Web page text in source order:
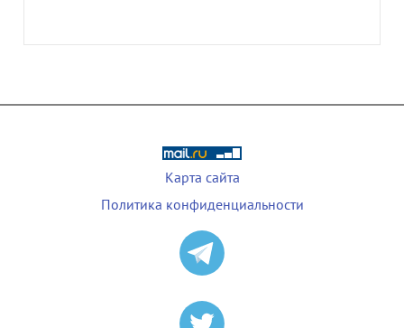
Карта сайта
Политика конфиденциальности